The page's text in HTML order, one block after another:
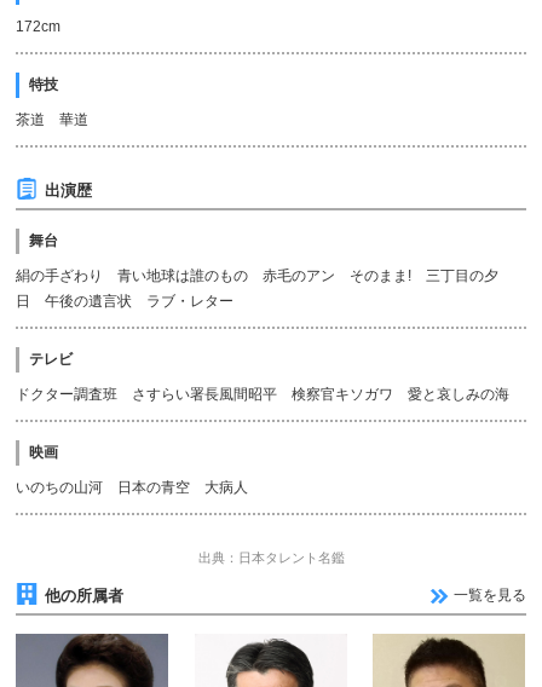
172cm
特技
茶道 華道
出演歴
舞台
絹の手ざわり 青い地球は誰のもの 赤毛のアン そのまま! 三丁目の夕
日 午後の遺言状 ラブ・レター
テレビ
ドクター調査班 さすらい署長風間昭平 検察官キソガワ 愛と哀しみの海
映画
いのちの山河 日本の青空 大病人
出典：日本タレント名鑑
他の所属者 一覧を見る